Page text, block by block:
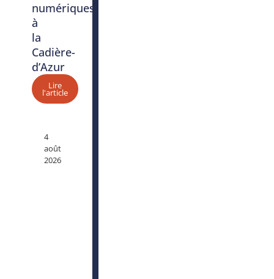
numériques
à
la
Cadière-
d’Azur
Lire
l'article
4
août
2026